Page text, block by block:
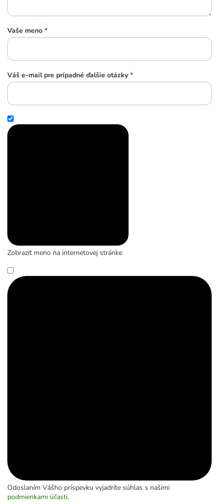
Vaše meno *
Váš e-mail pre prípadné ďalšie otázky *
Zobraziť meno na internetovej stránke
Odoslaním Vášho príspevku vyjadríte súhlas s našimi
podmienkami účasti.